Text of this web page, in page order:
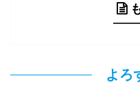
よろ